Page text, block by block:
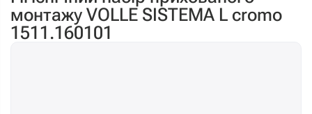
монтажу VOLLE SISTEMA L cromo
1511.160101